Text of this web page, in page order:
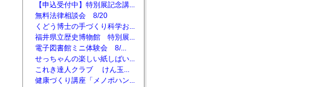
【申込受付中】特別展記念講...
無料法律相談会 8/20
くどう博士の手づくり科学お...
福井県立歴史博物館 特別展...
電子図書館ミニ体験会 8/...
せっちゃんの楽しい紙しばい...
これき達人クラブ けん玉...
健康づくり講座「メノポハン...